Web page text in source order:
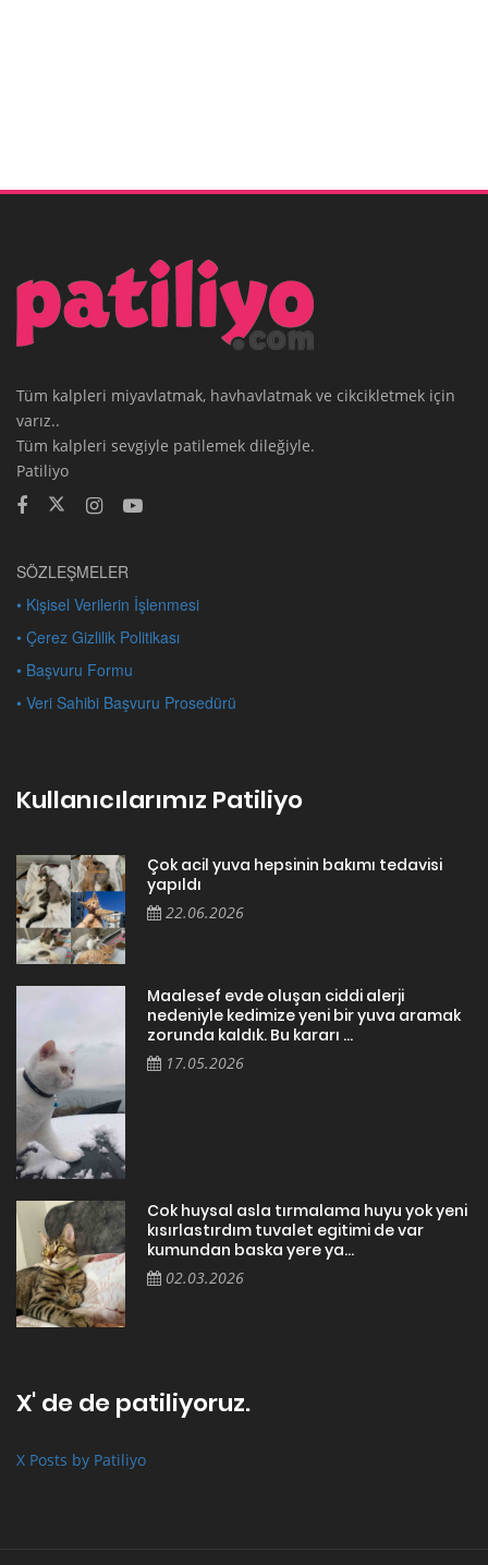
Tüm kalpleri miyavlatmak, havhavlatmak ve cikcikletmek için
varız..
Tüm kalpleri sevgiyle patilemek dileğiyle.
Patiliyo
SÖZLEŞMELER
• Kişisel Verilerin İşlenmesi
• Çerez Gizlilik Politikası
• Başvuru Formu
• Veri Sahibi Başvuru Prosedürü
Kullanıcılarımız Patiliyo
Çok acil yuva hepsinin bakımı tedavisi
yapıldı
22.06.2026
Maalesef evde oluşan ciddi alerji
nedeniyle kedimize yeni bir yuva aramak
zorunda kaldık. Bu kararı ...
17.05.2026
Cok huysal asla tırmalama huyu yok yeni
kısırlastırdım tuvalet egitimi de var
kumundan baska yere ya...
02.03.2026
X' de de patiliyoruz.
X Posts by Patiliyo